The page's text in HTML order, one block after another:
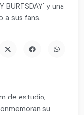
y una
a sus fans.
de estudio,
su